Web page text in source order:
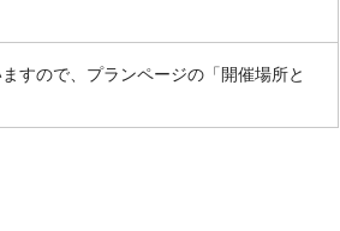
すので、プランページの「開催場所と